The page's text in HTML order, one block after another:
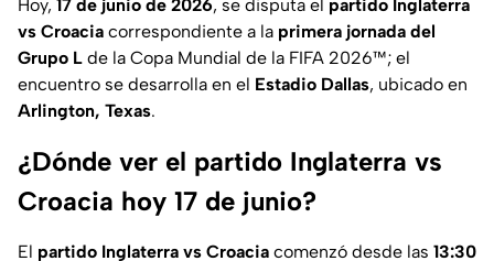
Hoy, 17 de junio de 2026, se disputa el partido Inglaterra
vs Croacia correspondiente a la primera jornada del
Grupo L de la Copa Mundial de la FIFA 2026™; el
encuentro se desarrolla en el Estadio Dallas, ubicado en
Arlington, Texas.
¿Dónde ver el partido Inglaterra vs
Croacia hoy 17 de junio?
El partido Inglaterra vs Croacia comenzó desde las 13:30